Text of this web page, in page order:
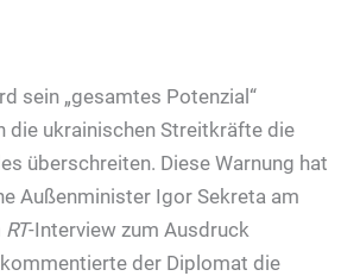
sein „gesamtes Potenzial“
die ukrainischen Streitkräfte die
überschreiten. Diese Warnung hat
Außenminister Igor Sekreta am
RT-Interview zum Ausdruck
der Diplomat die